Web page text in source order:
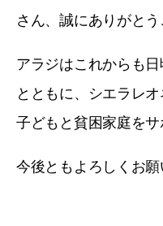
さん、誠にありがとう
アラジはこれからも
とともに、シエラレ
子どもと貧困家庭をサ
今後ともよろしくお願